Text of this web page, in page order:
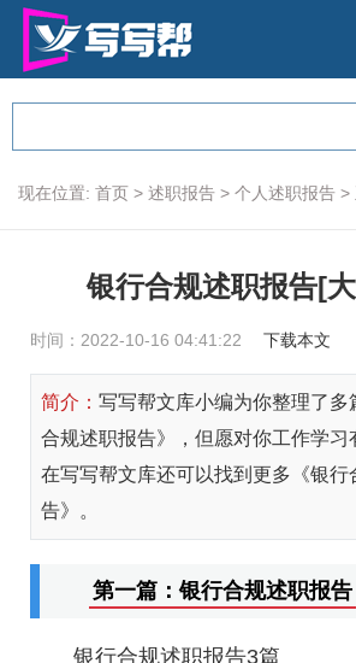
现在位置: 首页 > 述职报告 > 个人述职报告 >
银行合规述职报告[
时间：2022-10-16 04:41:22 下载本文
简介： 写写帮文库小编为你整理了多
合规述职报告》，但愿对你工作学习
在写写帮文库还可以找到更多《银行
告》。
第一篇：银行合规述职报告
银行合规述职报告3篇